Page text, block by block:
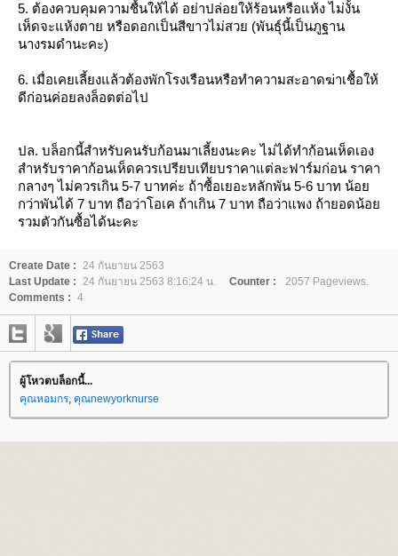
5. ต้องควบคุมความชื้นให้ได้ อย่าปล่อยให้ร้อนหรือแห้ง ไม่งั้น
เห็ดจะแห้งตาย หรือดอกเป็นสีขาวไม่สวย (พันธุ์นี้เป็นภูฐาน
นางรมดำนะคะ)
6. เมื่อเคยเลี้ยงแล้วต้องพักโรงเรือนหรือทำความสะอาดฆ่าเชื้อให้
ดีก่อนค่อยลงล็อตต่อไป
ปล. บล็อกนี้สำหรับคนรับก้อนมาเลี้ยงนะคะ ไม่ได้ทำก้อนเห็ดเอง
สำหรับราคาก้อนเห็ดควรเปรียบเทียบราคาแต่ละฟาร์มก่อน ราคา
กลางๆ ไม่ควรเกิน 5-7 บาทค่ะ ถ้าซื้อเยอะหลักพัน 5-6 บาท น้อ
กว่าพันได้ 7 บาท ถือว่าโอเค ถ้าเกิน 7 บาท ถือว่าแพง ถ้ายอดน้อ
รวมตัวกันซื้อได้นะคะ
Create Date : 24 กันยายน 2563
Last Update : 24 กันยายน 2563 8:16:24 น. Counter :
2057 Pageviews.
Comments : 4
ผู้โหวตบล็อกนี้...
คุณหอมกร, คุณnewyorknurse